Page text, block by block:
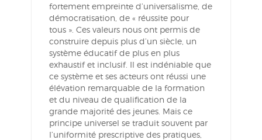
fortement empreinte d’universalisme, de
démocratisation, de « réussite pour
tous ». Ces valeurs nous ont permis de
construire depuis plus d’un siècle, un
système éducatif de plus en plus
exhaustif et inclusif. Il est indéniable que
ce système et ses acteurs ont réussi une
élévation remarquable de la formation
et du niveau de qualification de la
grande majorité des jeunes. Mais ce
principe universel se traduit souvent par
l’uniformité prescriptive des pratiques,